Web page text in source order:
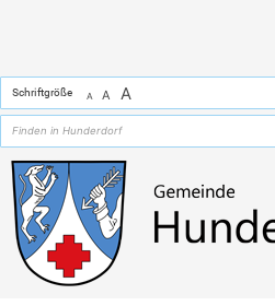
Schriftgröße A A A